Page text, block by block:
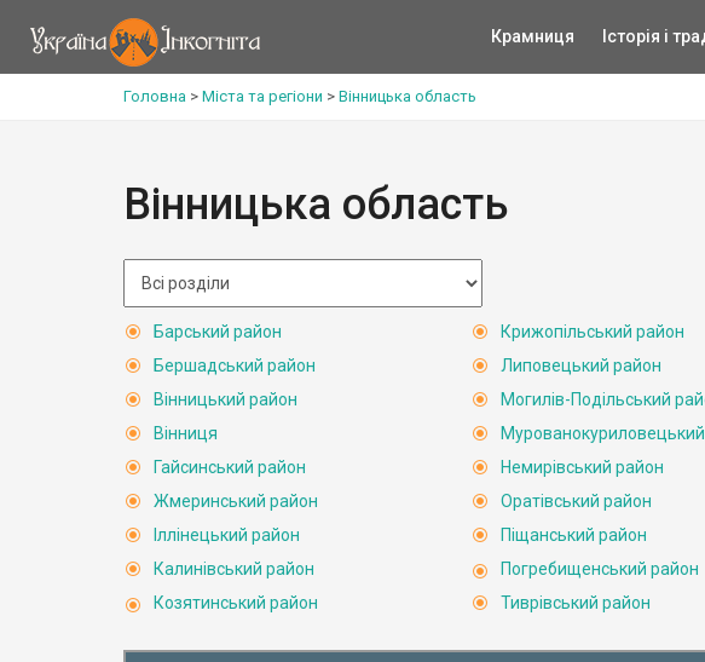
Крамниця Історія і
Головна > Міста та регіони > Вінницька область
Вінницька область
Барський район
Бершадський район
Вінницький район
Вінниця
Гайсинський район
Жмеринський район
Іллінецький район
Калинівський район
Козятинський район
Крижопільський район
Липовецький район
Могилів-Подільський
Немирівський район
Оратівський район
Піщанський район
Погребищенський район
Тиврівський район